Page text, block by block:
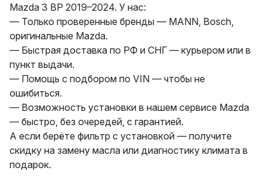
Mazda 3 BP 2019–2024. У нас:
— Только проверенные бренды — MANN, Bosch,
оригинальные Mazda.
— Быстрая доставка по РФ и СНГ — курьером или в
пункт выдачи.
— Помощь с подбором по VIN — чтобы не
ошибиться.
— Возможность установки в нашем сервисе Mazda
— быстро, без очередей, с гарантией.
А если берёте фильтр с установкой — получите
скидку на замену масла или диагностику климата в
подарок.